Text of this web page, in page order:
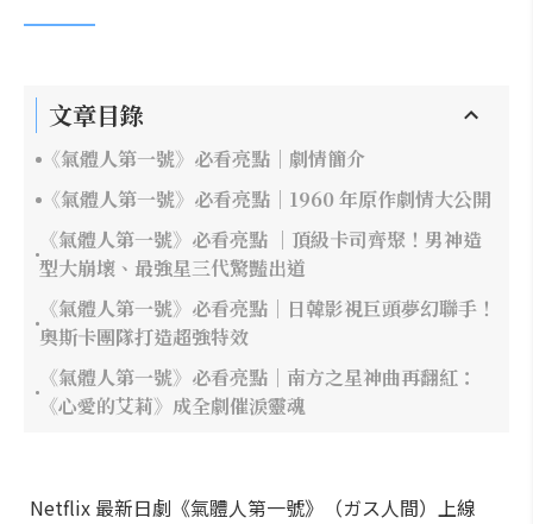
文章目錄
《氣體人第一號》必看亮點｜劇情簡介
《氣體人第一號》必看亮點｜1960 年原作劇情大公開
《氣體人第一號》必看亮點 ｜頂級卡司齊聚！男神造
型大崩壞、最強星三代驚豔出道
《氣體人第一號》必看亮點｜日韓影視巨頭夢幻聯手！
奧斯卡團隊打造超強特效
《氣體人第一號》必看亮點｜南方之星神曲再翻紅：
《心愛的艾莉》成全劇催淚靈魂
Netflix 最新日劇《氣體人第一號》（ガス人間）上線